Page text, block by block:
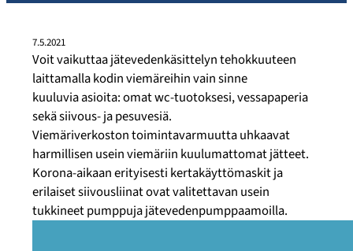
7.5.2021
Voit vaikuttaa jätevedenkäsittelyn tehokkuuteen
laittamalla kodin viemäreihin vain sinne
kuuluvia asioita: omat wc-tuotoksesi, vessapaperia
sekä siivous- ja pesuvesiä.
Viemäriverkoston toimintavarmuutta uhkaavat
harmillisen usein viemäriin kuulumattomat jätteet.
Korona-aikaan erityisesti kertakäyttömaskit ja
erilaiset siivousliinat ovat valitettavan usein
tukkineet pumppuja jätevedenpumppaamoilla.